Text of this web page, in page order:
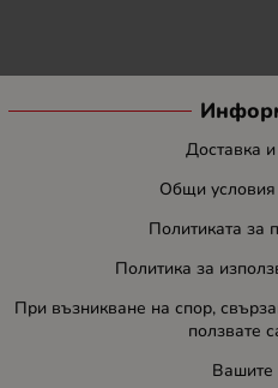
Доставка
Общи условия
Политиката за
Политика за
При възникване на спор,
ползвате
Вашите